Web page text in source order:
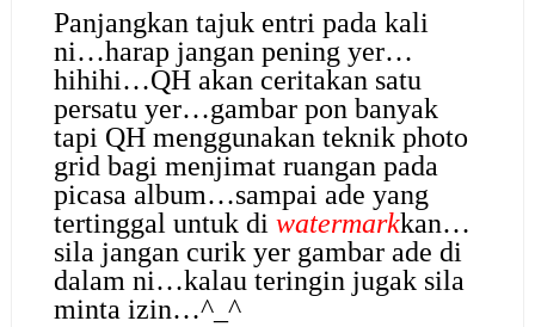
Panjangkan tajuk entri pada kali
ni…harap jangan pening yer…
hihihi…QH akan ceritakan satu
persatu yer…gambar pon banyak
tapi QH menggunakan teknik photo
grid bagi menjimat ruangan pada
picasa album…sampai ade yang
tertinggal untuk di watermarkkan…
sila jangan curik yer gambar ade di
dalam ni…kalau teringin jugak sila
minta izin…^_^